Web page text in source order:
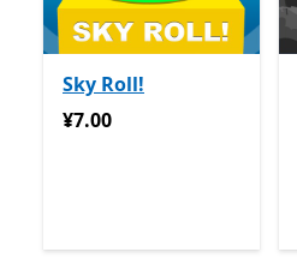
Sky Roll!
¥7.00
¥7.00